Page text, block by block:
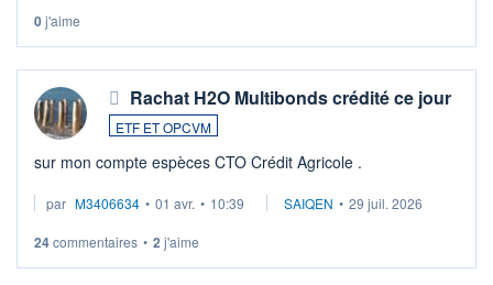
0j'aime
Rachat H2O Multibonds crédité ce jour
ETF ET OPCVM
sur mon compte espèces CTO Crédit Agricole .
par M3406634 • 01 avr. • 10:39 SAIQEN • 29 juil. 2026
24commentaires • 2 j'aime